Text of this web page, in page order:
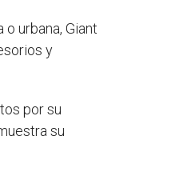
urbana, Giant
y
por su
su